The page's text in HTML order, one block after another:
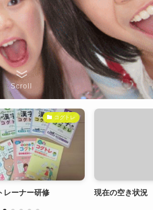
Scroll
現在の空き状況 コ